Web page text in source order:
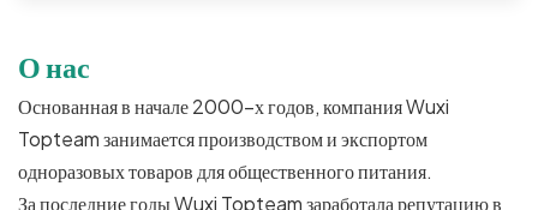
О нас
Основанная в начале 2000-х годов, компания Wuxi
Topteam занимается производством и экспортом
одноразовых товаров для общественного питания.
За последние годы Wuxi Topteam заработала репутацию в